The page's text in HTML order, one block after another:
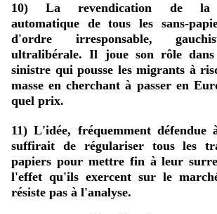
10) La revendication de la
automatique de tous les sans-
d'ordre irresponsable,
ultralibérale. Il joue son rôle
sinistre qui pousse les migrants à
masse en cherchant à passer en
quel prix.
11) L'idée, fréquemment
suffirait de régulariser tous les
papiers pour mettre fin à leur
l'effet qu'ils exercent sur le
résiste pas à l'analyse.